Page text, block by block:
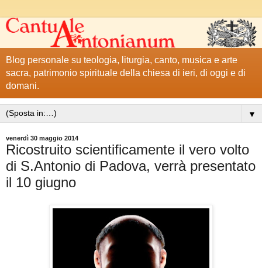
Blog personale su teologia, liturgia, canto, musica e arte
sacra, patrimonio spirituale della chiesa di ieri, di oggi e di
domani.
▼
venerdì 30 maggio 2014
Ricostruito scientificamente il vero volto
di S.Antonio di Padova, verrà presentato
il 10 giugno